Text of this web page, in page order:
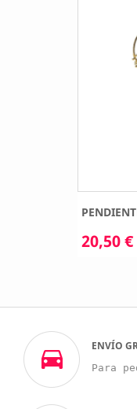
20,50 €
ENVÍO
Para